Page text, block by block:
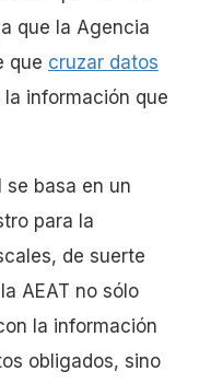
que la Agencia
que cruzar datos
información que
se basa en un
para la
de suerte
AEAT no sólo
la información
obligados, sino